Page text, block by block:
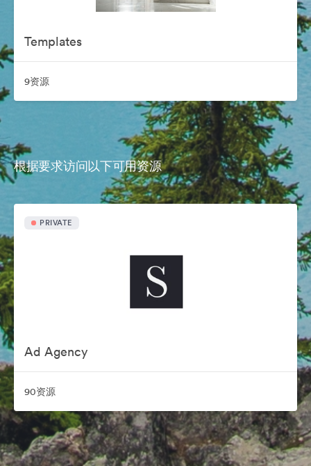
Templates
9资源
根据要求访问以下可用资源
PRIVATE
Ad Agency
90资源